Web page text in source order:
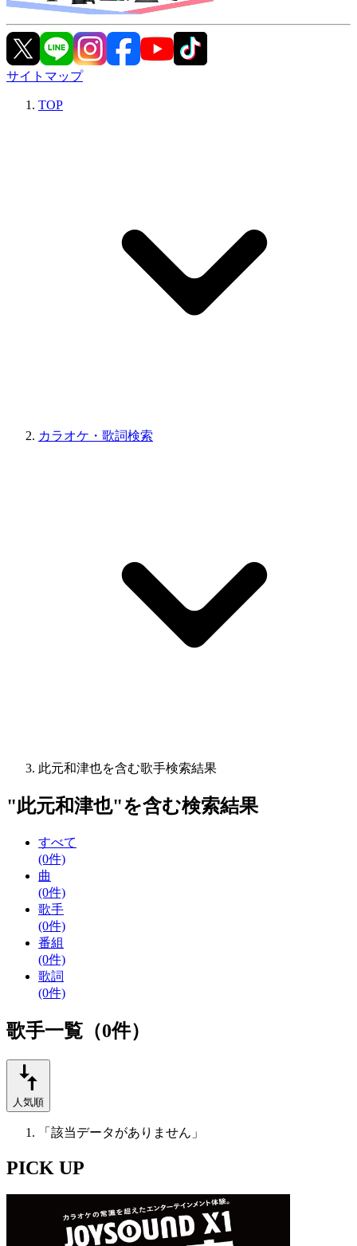
サイトマップ
TOP
カラオケ・歌詞検索
此元和津也を含む歌手検索結果
"此元和津也"を含む検索結果
すべて
(0件)
曲
(0件)
歌手
(0件)
番組
(0件)
歌詞
(0件)
歌手一覧（0件）
人気順
「該当データがありません」
PICK UP